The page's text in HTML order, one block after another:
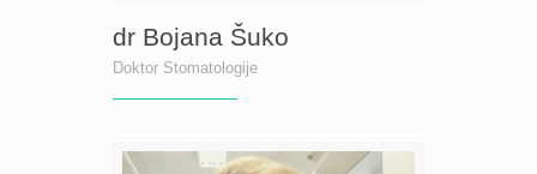
dr Bojana Šuko
Doktor Stomatologije